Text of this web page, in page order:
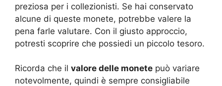
preziosa per i collezionisti. Se hai conservato
alcune di queste monete, potrebbe valere la
pena farle valutare. Con il giusto approccio,
potresti scoprire che possiedi un piccolo tesoro.
Ricorda che il valore delle monete può variare
notevolmente, quindi è sempre consigliabile